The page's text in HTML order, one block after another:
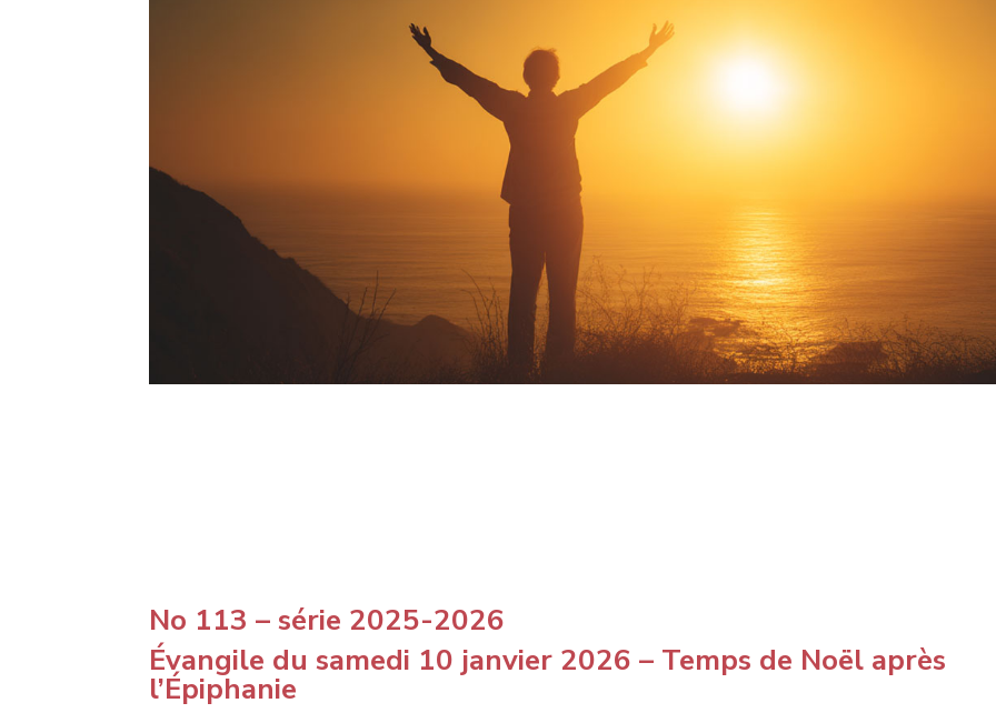
No 113 – série 2025-2026
Évangile du samedi 10 janvier 2026 – Temps de Noël après
l’Épiphanie